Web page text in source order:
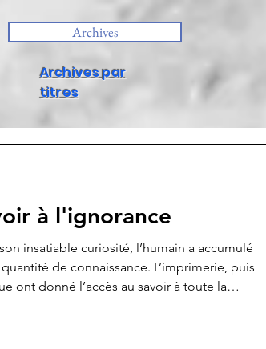
Archives
Archives par
titres
à l'ignorance
insatiable curiosité, l’humain a accumulé
de connaissance. L’imprimerie, puis
ont donné l’accès au savoir à toute la